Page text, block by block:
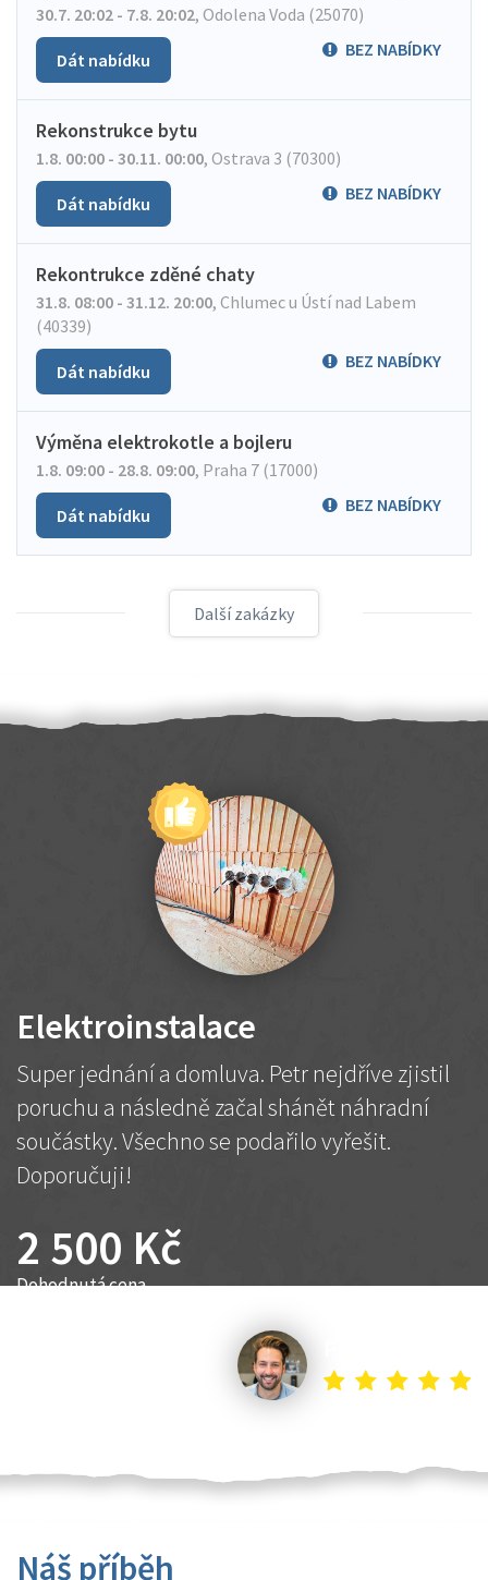
30.7. 20:02 - 7.8. 20:02, Odolena Voda (25070)
BEZ NABÍDKY
Dát nabídku
Rekonstrukce bytu
1.8. 00:00 - 30.11. 00:00, Ostrava 3 (70300)
BEZ NABÍDKY
Dát nabídku
Rekontrukce zděné chaty
31.8. 08:00 - 31.12. 20:00, Chlumec u Ústí nad Labem
(40339)
BEZ NABÍDKY
Dát nabídku
Výměna elektrokotle a bojleru
1.8. 09:00 - 28.8. 09:00, Praha 7 (17000)
BEZ NABÍDKY
Dát nabídku
Další zakázky
Elektroinstalace
Super jednání a domluva. Petr nejdříve zjistil
poruchu a následně začal shánět náhradní
součástky. Všechno se podařilo vyřešit.
Doporučuji!
2 500 Kč
Dohodnutá cena
Náš příběh